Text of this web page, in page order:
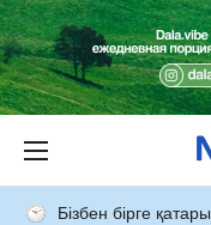
Бізбен бірге